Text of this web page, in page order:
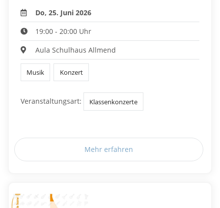
Do, 25. Juni 2026
19:00 - 20:00 Uhr
Aula Schulhaus Allmend
Musik Konzert
Veranstaltungsart: Klassenkonzerte
Mehr erfahren